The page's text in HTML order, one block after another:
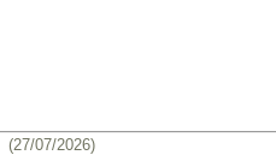
(27/07/2026)